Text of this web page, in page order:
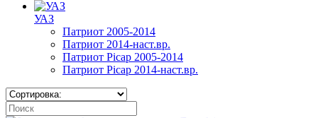
УАЗ
Патриот 2005-2014
Патриот 2014-наст.вр.
Патриот Picap 2005-2014
Патриот Picap 2014-наст.вр.